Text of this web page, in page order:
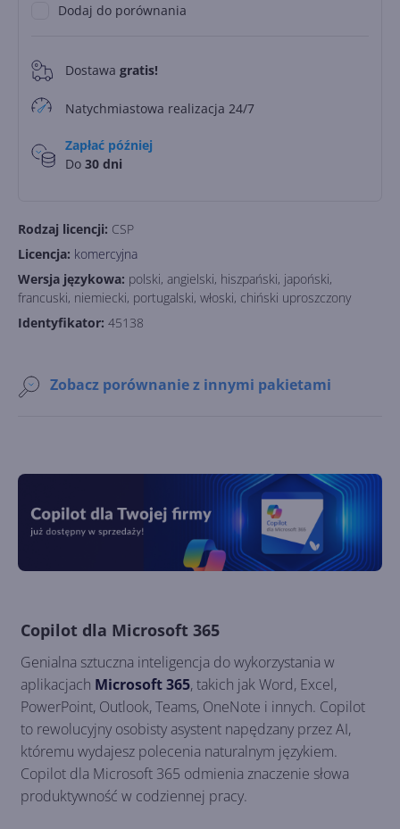
Dodaj do porównania
0 Dostawa gratis!
Natychmiastowa realizacja 24/7
Zapłać później
Do 30 dni
Rodzaj licencji: CSP
Licencja: komercyjna
Wersja językowa: polski, angielski, hiszpański, japoński,
francuski, niemiecki, portugalski, włoski, chiński uproszczony
Identyfikator: 45138
Zobacz porównanie z innymi pakietami
Copilot dla Microsoft 365
Genialna sztuczna inteligencja do wykorzystania w
aplikacjach Microsoft 365, takich jak Word, Excel,
PowerPoint, Outlook, Teams, OneNote i innych. Copilot
to rewolucyjny osobisty asystent napędzany przez AI,
któremu wydajesz polecenia naturalnym językiem.
Copilot dla Microsoft 365 odmienia znaczenie słowa
produktywność w codziennej pracy.